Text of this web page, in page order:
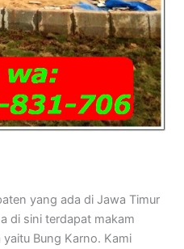
yang ada di Jawa Timur
di sini terdapat makam
Bung Karno. Kami